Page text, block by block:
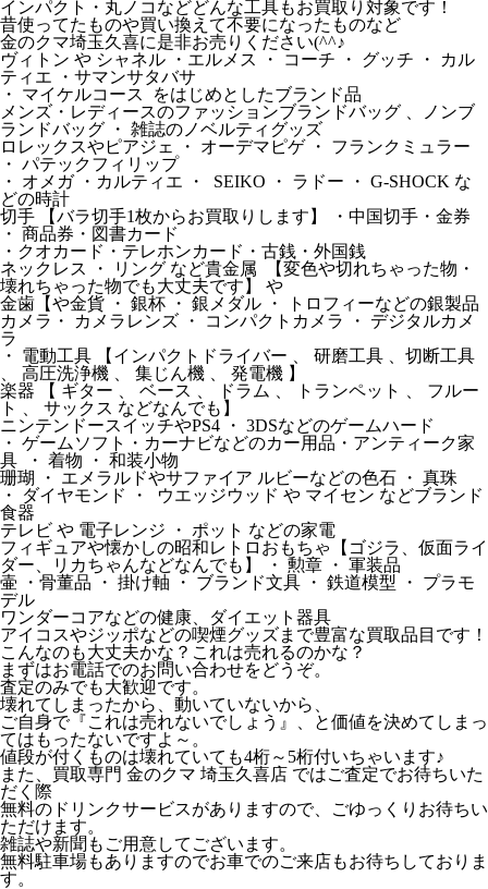
インパクト・丸ノコなどどんな工具もお買取り対象です！
昔使ってたものや買い換えて不要になったものなど
金のクマ埼玉久喜に是非お売りください(^^♪
ヴィトン や シャネル ・エルメス ・ コーチ ・ グッチ ・ カル
ティエ ・サマンサタバサ
・ マイケルコース をはじめとしたブランド品
メンズ・レディースのファッションブランドバッグ 、ノンブ
ランドバッグ ・ 雑誌のノベルティグッズ
ロレックスやピアジェ ・ オーデマピゲ ・ フランクミュラー
・ パテックフィリップ
・ オメガ ・カルティエ ・ SEIKO ・ ラドー ・ G-SHOCK な
どの時計
切手 【バラ切手1枚からお買取りします】 ・中国切手・金券
・ 商品券・図書カード
・クオカード・テレホンカード・古銭・外国銭
ネックレス ・ リング など貴金属 【変色や切れちゃった物・
壊れちゃった物でも大丈夫です】 や
金歯【や金貨 ・ 銀杯 ・ 銀メダル ・ トロフィーなどの銀製品
カメラ・ カメラレンズ ・ コンパクトカメラ ・ デジタルカメ
ラ
・ 電動工具 【インパクトドライバー 、 研磨工具 、切断工具
、 高圧洗浄機 、 集じん機 、 発電機 】
楽器 【 ギター 、 ベース 、 ドラム 、 トランペット 、 フルー
ト 、 サックス などなんでも】
ニンテンドースイッチやPS4 ・ 3DSなどのゲームハード
・ ゲームソフト・カーナビなどのカー用品・アンティーク家
具 ・ 着物 ・ 和装小物
珊瑚 ・ エメラルドやサファイア ルビーなどの色石 ・ 真珠
・ ダイヤモンド ・ ウエッジウッド や マイセン などブランド
食器
テレビ や 電子レンジ ・ ポット などの家電
フィギュアや懐かしの昭和レトロおもちゃ【ゴジラ、仮面ライ
ダー、リカちゃんなどなんでも】 ・ 勲章 ・ 軍装品
壷 ・骨董品 ・ 掛け軸 ・ ブランド文具 ・ 鉄道模型 ・ プラモ
デル
ワンダーコアなどの健康、ダイエット器具
アイコスやジッポなどの喫煙グッズまで豊富な買取品目です！
こんなのも大丈夫かな？これは売れるのかな？
まずはお電話でのお問い合わせをどうぞ。
査定のみでも大歓迎です。
壊れてしまったから、動いていないから、
ご自身で『これは売れないでしょう』、と価値を決めてしまっ
てはもったないですよ～。
値段が付くものは壊れていても4桁～5桁付いちゃいます♪
また、買取専門 金のクマ 埼玉久喜店 ではご査定でお待ちいた
だく際
無料のドリンクサービスがありますので、ごゆっくりお待ちい
ただけます。
雑誌や新聞もご用意してございます。
無料駐車場もありますのでお車でのご来店もお待ちしておりま
す。